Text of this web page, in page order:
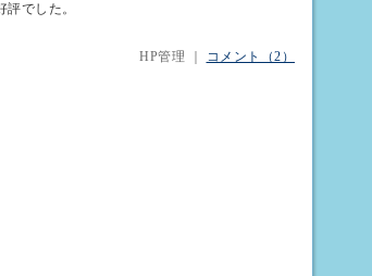
でした。
HP管理 ｜
コメント（2）